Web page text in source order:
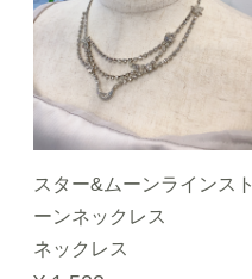
スター&ムーンラインスト
ーンネックレス
ネックレス